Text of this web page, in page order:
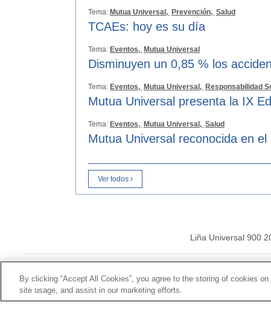
Tema: Mutua Universal, Prevención, Salud
TCAEs: hoy es su día
Tema: Eventos, Mutua Universal
Disminuyen un 0,85 % los
Tema: Eventos, Mutua Universal, Responsabilidad
Mutua Universal presenta la IX
Tema: Eventos, Mutua Universal, Salud
Mutua Universal reconocida en
Ver todos
Liña Universal 900
By clicking “Accept All Cookies”, you agree to the storing of cookies
site usage, and assist in our marketing efforts.